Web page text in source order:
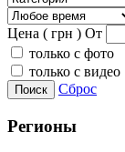
Цена ( грн ) От
только с фото
только с видео
Поиск Сброс
Регионы